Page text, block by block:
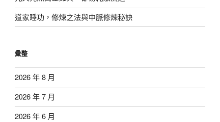
道家睡功，修煉之法與中脈修煉秘訣
彙整
2026 年 8 月
2026 年 7 月
2026 年 6 月